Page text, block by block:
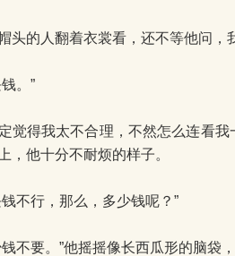
的人翻着衣裳看，还不等他问，
。”
得我太不合理，不然怎么连看我
，他十分不耐烦的样子。
行，那么，多少钱呢？”
要。”他摇摇像长西瓜形的脑袋，